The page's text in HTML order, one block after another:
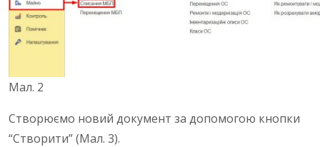
Мал. 2
Створюємо новий документ за допомогою кнопки
“Створити” (Мал. 3).